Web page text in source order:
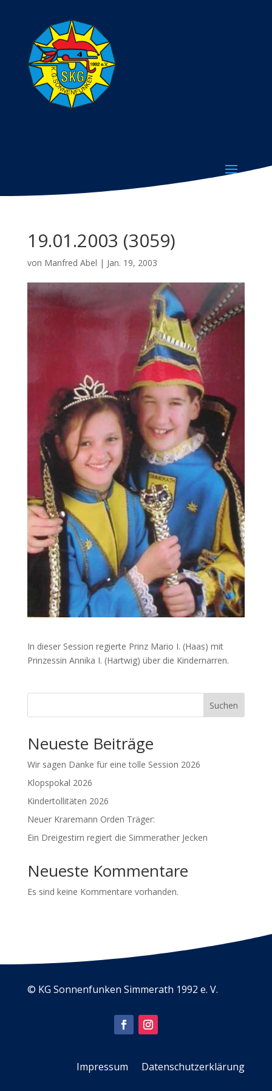
19.01.2003 (3059)
von Manfred Abel | Jan. 19, 2003
In dieser Session regierte Prinz Mario I. (Haas) mit
Prinzessin Annika I. (Hartwig) über die Kindernarren.
Suchen
Neueste Beiträge
Wir sagen Danke für eine tolle Session 2026
Klopspokal 2026
Kindertollitäten 2026
Neuer Kraremann Orden Träger:
Ein Dreigestirn regiert die Simmerather Jecken
Neueste Kommentare
Es sind keine Kommentare vorhanden.
© KG Sonnenfunken Simmerath 1992 e. V.
Impressum Datenschutzerklärung